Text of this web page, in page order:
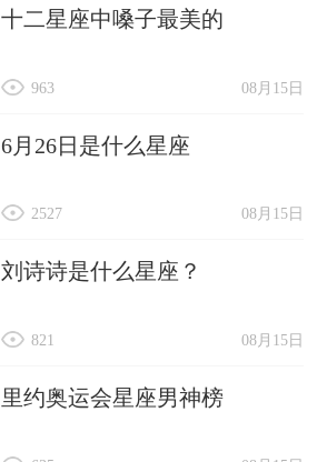
十二星座中嗓子最美的
08月15日
963
6月26日是什么星座
08月15日
2527
刘诗诗是什么星座？
08月15日
821
里约奥运会星座男神榜